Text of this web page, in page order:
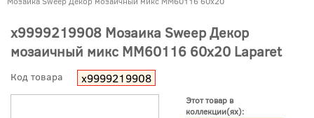
х9999219908 Мозаика Sweep Декор
мозаичный микс MM60116 60x20 Laparet
Код товара х9999219908
Этот товар в
коллекции(ях):